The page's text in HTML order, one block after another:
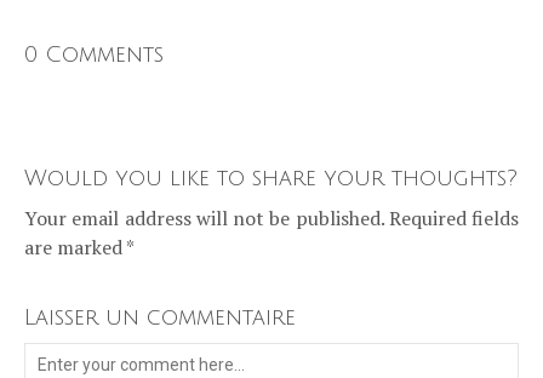
0 Comments
Would you like to share your thoughts?
Your email address will not be published. Required fields
are marked *
Laisser un commentaire